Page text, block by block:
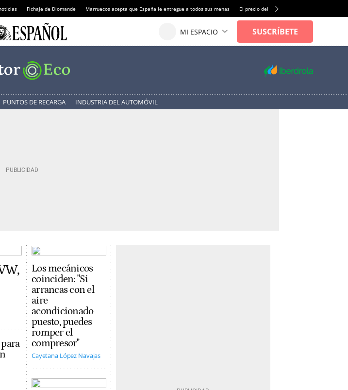
Fichaje de Diomande Marruecos acepta que España le entregue a todos sus menas El precio del alquiler de vivienda baja por
PUNTOS DE RECARGA INDUSTRIA DEL AUTOMÓVIL
Los mecánicos
coinciden: "Si
arrancas con el
aire
acondicionado
puesto, puedes
romper el
compresor"
Cayetana López Navajas